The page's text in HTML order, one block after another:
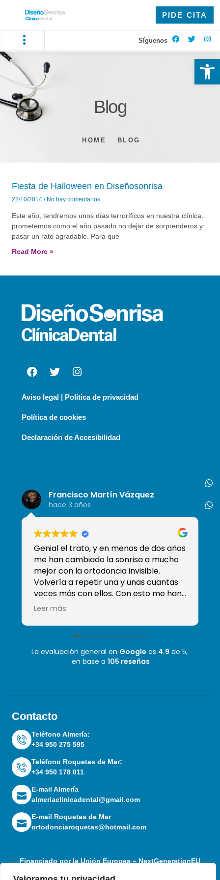
PIDE CITA
Síguenos
Blog
HOME BLOG
Fiesta de Halloween en Diseñosonrisa
22/10/2014 No hay comentarios
Este año, tendremos unos días terroríficos en nuestra clínica…
prometemos como el año pasado no dejar de sorprenderos y
pasar un rato agradable. Para que
Read More »
Contacto
Teléfono Almería:
+34 950 275 595
Teléfono Roquetas de Mar:
+34 950 178 011
E-mail Almería
almeriaclinicadental@gmail.com
E-mail Roquetas de Mar
ortodonciaroquetas@hotmail.com
Francisco Martín Vázquez
hace 3 años
Genial el trato, y en menos de dos años
me han cambiado la sonrisa a mucho
mejor con la ortodoncia invisible.
Volvería a repetir una y unas cuantas
veces más con ellos. Con esto me han
ganado y han conseguido que sea mi
tengo a Moha que es el mejor
odontólogo que he tenido! Mil gracias
Leer más
La evaluación general en Google es 4.9 de 5,
en base a 105 reseñas
Aviso legal | Política de privacidad
Política de cookies
Declaración de Accesibilidad
Financiado por la Unión Europea – NextGenerationEU